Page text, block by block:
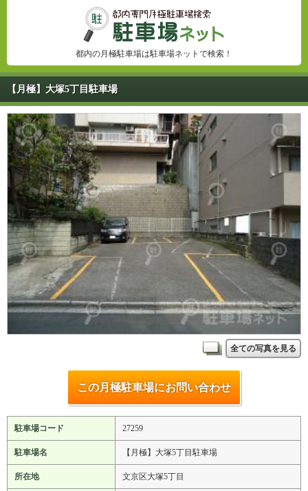
都内の月極駐車場は駐車場ネットで検索！
【月極】大塚5丁目駐車場
全ての写真を見る
この月極駐車場にお問い合わせ
駐車場コード 27259
駐車場名 【月極】大塚5丁目駐車場
所在地 文京区大塚5丁目